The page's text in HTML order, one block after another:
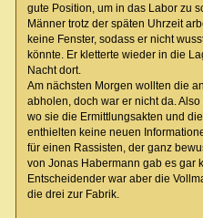
gute Position, um in das Labor zu
Männer trotz der späten Uhrzeit
keine Fenster, sodass er nicht
könnte. Er kletterte wieder in die
Nacht dort.
Am nächsten Morgen wollten die
abholen, doch war er nicht da.
wo sie die Ermittlungsakten und
enthielten keine neuen
für einen Rassisten, der ganz
von Jonas Habermann gab es gar
Entscheidender war aber die
die drei zur Fabrik.